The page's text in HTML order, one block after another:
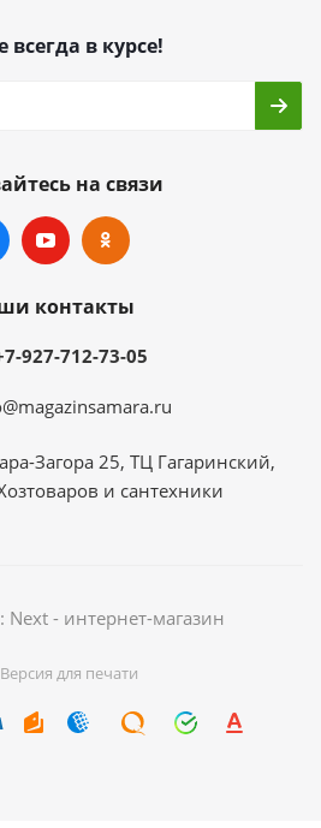
всегда в курсе!
на связи
контакты
927-712-73-05
Загора 25, ТЦ Гагаринский,
и сантехники
- интернет-магазин
Версия для печати